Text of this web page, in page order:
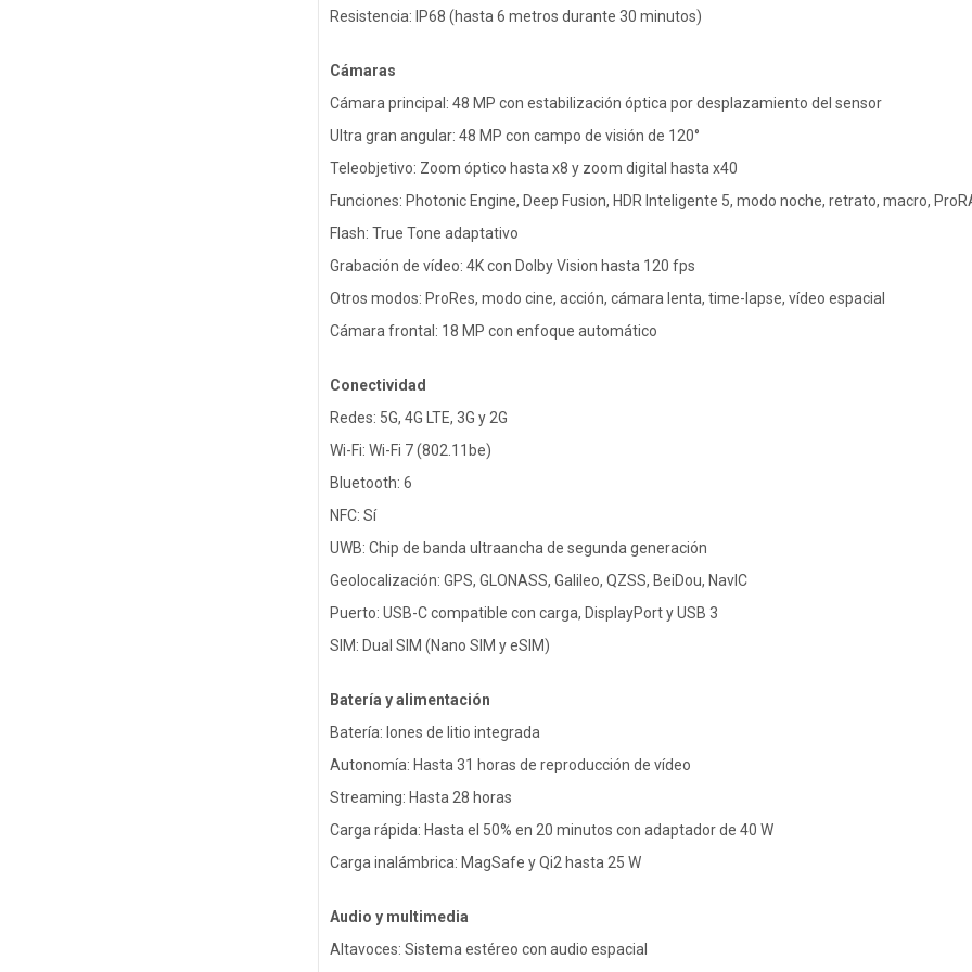
Resistencia: IP68 (hasta 6 metros durante 30 minutos)
Cámaras
Cámara principal: 48 MP con estabilización óptica por desplazamiento del sensor
Ultra gran angular: 48 MP con campo de visión de 120°
Teleobjetivo: Zoom óptico hasta x8 y zoom digital hasta x40
Funciones: Photonic Engine, Deep Fusion, HDR Inteligente 5, modo noche, retrato, macro,
Flash: True Tone adaptativo
Grabación de vídeo: 4K con Dolby Vision hasta 120 fps
Otros modos: ProRes, modo cine, acción, cámara lenta, time-lapse, vídeo espacial
Cámara frontal: 18 MP con enfoque automático
Conectividad
Redes: 5G, 4G LTE, 3G y 2G
Wi-Fi: Wi-Fi 7 (802.11be)
Bluetooth: 6
NFC: Sí
UWB: Chip de banda ultraancha de segunda generación
Geolocalización: GPS, GLONASS, Galileo, QZSS, BeiDou, NavIC
Puerto: USB-C compatible con carga, DisplayPort y USB 3
SIM: Dual SIM (Nano SIM y eSIM)
Batería y alimentación
Batería: Iones de litio integrada
Autonomía: Hasta 31 horas de reproducción de vídeo
Streaming: Hasta 28 horas
Carga rápida: Hasta el 50% en 20 minutos con adaptador de 40 W
Carga inalámbrica: MagSafe y Qi2 hasta 25 W
Audio y multimedia
Altavoces: Sistema estéreo con audio espacial